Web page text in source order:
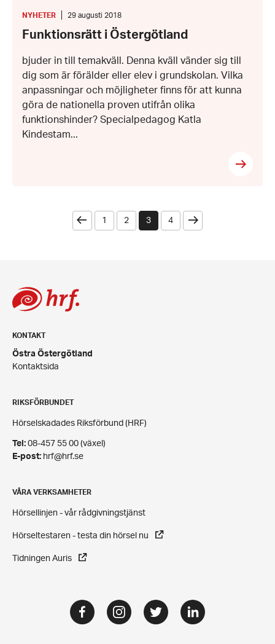
Östergötland
KATEGORI
NYHETER
Datum:
augusti
29 augusti 2018
Funktionsrätt i Östergötland
bjuder in till temakväll. Denna kväll vänder sig till
dig som är förälder eller elev i grundskolan. Vilka
anpassningar och möjligheter finns för att kunna
göra de nationella proven utifrån olika
funktionshinder? Specialpedagog Katla
Kindestam...
Föregående
1 2 3 4 Nästa
KONTAKT
Östra Östergötland
Kontaktsida
RIKSFÖRBUNDET
Hörselskadades Riksförbund (HRF)
Tel: 08-457 55 00 (växel)
E-post: hrf@hrf.se
VÅRA VERKSAMHETER
Hörsellinjen - vår rådgivningstjänst
Hörseltestaren - testa din hörsel nu
Tidningen Auris
FacebookInstagramTwitter LinkedIn